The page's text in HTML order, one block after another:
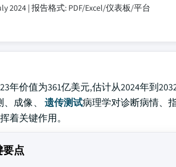
2024 | 报告格式: PDF/Excel/仪表板/平台
年价值为361亿美元,估计从2024年到
成像、 遗传测试病理学对诊断病情、
着关键作用。
点